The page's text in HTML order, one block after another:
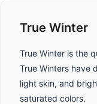
True Winter
True Winter is the
True Winters have
light skin, and
saturated colors.